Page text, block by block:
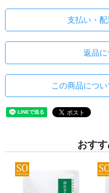
支払い・
返品に
この商品につ
おす